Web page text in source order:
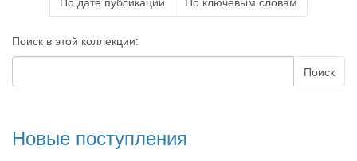
Поиск в этой коллекции:
Поиск
Новые поступления